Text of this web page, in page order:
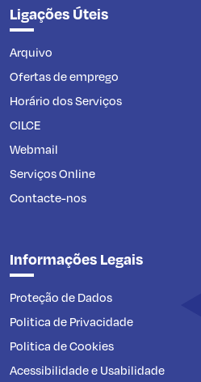
Ligações Úteis
Arquivo
Ofertas de emprego
Horário dos Serviços
CILCE
Webmail
Serviços Online
Contacte-nos
Informações Legais
Proteção de Dados
Politica de Privacidade
Politica de Cookies
Acessibilidade e Usabilidade